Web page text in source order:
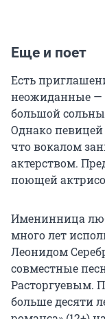
Еще и поет
Есть
неожиданные —
большой
Однако певицей
что вокалом
актерством.
поющей
Именинница
много лет
Леонидом
совместные
Расторгуевым.
больше десяти